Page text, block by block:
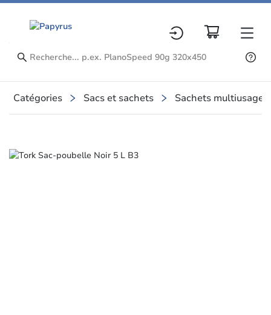
Catégories Sacs et sachets Sachets multiusage
Slide 1 of 1